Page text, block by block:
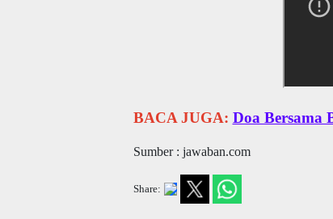
BACA JUGA: Doa Bersama
Sumber : jawaban.com
Share: